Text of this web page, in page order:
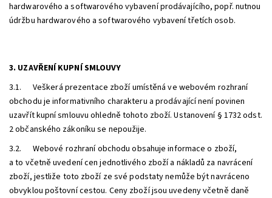
hardwarového a softwarového vybavení prodávajícího, popř. nutnou
údržbu hardwarového a softwarového vybavení třetích osob.
3. UZAVŘENÍ KUPNÍ SMLOUVY
3.1. Veškerá prezentace zboží umístěná ve webovém rozhraní
obchodu je informativního charakteru a prodávající není povinen
uzavřít kupní smlouvu ohledně tohoto zboží. Ustanovení § 1732 odst.
2 občanského zákoníku se nepoužije.
3.2. Webové rozhraní obchodu obsahuje informace o zboží,
a to včetně uvedení cen jednotlivého zboží a nákladů za navrácení
zboží, jestliže toto zboží ze své podstaty nemůže být navráceno
obvyklou poštovní cestou. Ceny zboží jsou uvedeny včetně daně